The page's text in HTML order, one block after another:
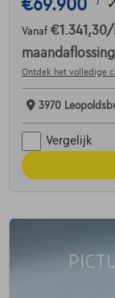
€69.900 ✓
Vanaf €1.341,30/
Ontdek het volledige
3970
Vergelijk